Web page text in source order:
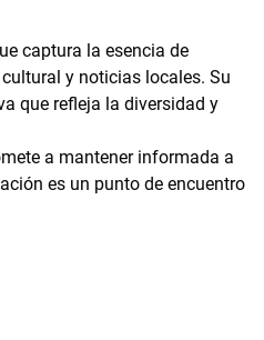
captura la esencia de
y noticias locales. Su
que refleja la diversidad y
a mantener informada a
es un punto de encuentro